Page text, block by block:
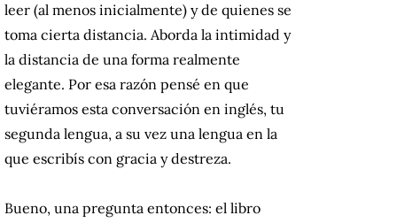
leer (al menos inicialmente) y de quienes se
toma cierta distancia. Aborda la intimidad y
la distancia de una forma realmente
elegante. Por esa razón pensé en que
tuviéramos esta conversación en inglés, tu
segunda lengua, a su vez una lengua en la
que escribís con gracia y destreza.
Bueno, una pregunta entonces: el libro